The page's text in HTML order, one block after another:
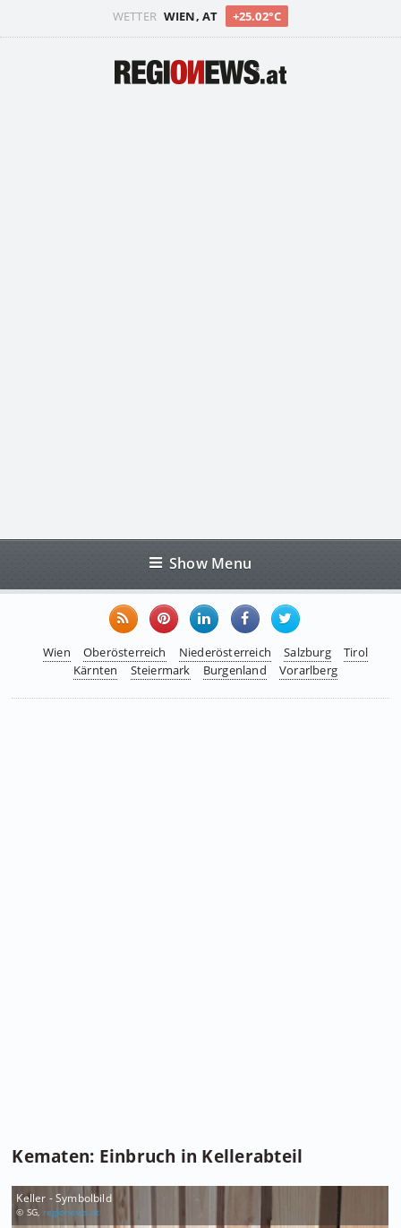
WETTER WIEN, AT +25.02°C
Show Menu
Wien Oberösterreich Niederösterreich Salzburg
Tirol
Kärnten
Steiermark Burgenland Vorarlberg
Kematen: Einbruch in Kellerabteil
Keller - Symbolbild
© SG, regionews.at